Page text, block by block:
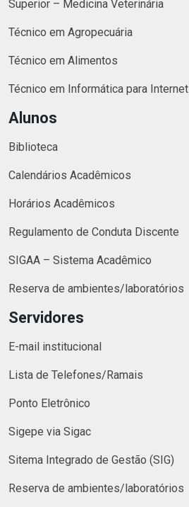
Superior – Medicina Veterinária
Técnico em Agropecuária
Técnico em Alimentos
Técnico em Informática para Internet
Alunos
Biblioteca
Calendários Acadêmicos
Horários Acadêmicos
Regulamento de Conduta Discente
SIGAA – Sistema Acadêmico
Reserva de ambientes/laboratórios
Servidores
E-mail institucional
Lista de Telefones/Ramais
Ponto Eletrônico
Sigepe via Sigac
Sitema Integrado de Gestão (SIG)
Reserva de ambientes/laboratórios